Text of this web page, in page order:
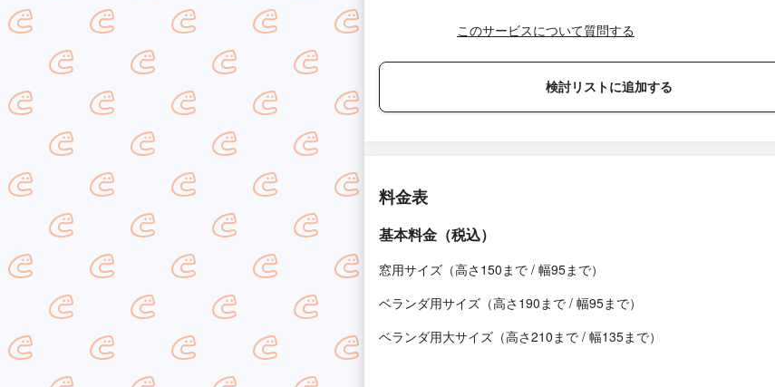
このサービスについて質問する
検討リストに追加する
料金表
基本料金（税込）
窓用サイズ（高さ150まで / 幅95まで）
ベランダ用サイズ（高さ190まで / 幅95まで）
ベランダ用大サイズ（高さ210まで / 幅135まで）